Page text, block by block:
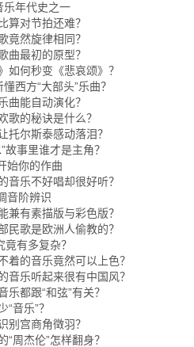
乐年代史之一
算对节拍还难？
竟然旋律相同？
曲最初的原型？
如何秒变《悲哀颂》？
西方“大部头”乐曲？
曲能自动演化？
歌的秘诀是什么？
托尔斯泰感动落泪？
故事里谁才是主角？
始你的作曲
音乐不好唱却很好听？
音阶辨识
兼有素描版与彩色版？
民歌是欧洲人偷教的？
竟有多复杂？
着的音乐竟然可以上色？
音乐听起来很有中国风？
乐都跟“和弦”有关？
音乐”？
别宫商角徵羽？
“周杰伦”怎样翻身？